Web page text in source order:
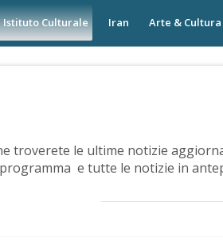
Istituto Culturale Iran Arte & Cultura
troverete le ultime notizie
programma e tutte le notizie in